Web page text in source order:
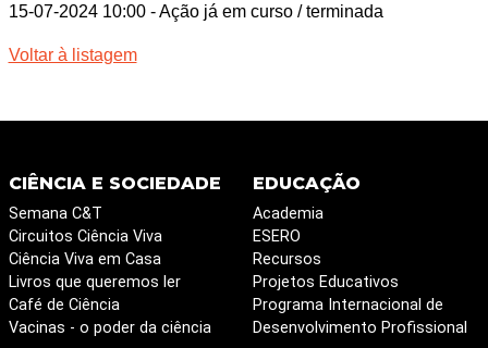
15-07-2024 10:00 - Ação já em curso / terminada
Voltar à listagem
CIÊNCIA E SOCIEDADE
Semana C&T
Circuitos Ciência Viva
Ciência Viva em Casa
Livros que queremos ler
Café de Ciência
Vacinas - o poder da ciência
EDUCAÇÃO
Academia
ESERO
Recursos
Projetos Educativos
Programa Internacional de
Desenvolvimento Profissional